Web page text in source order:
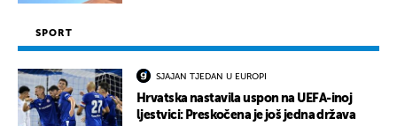
SPORT
SJAJAN TJEDAN U EUROPI
Hrvatska nastavila uspon na UEFA-inoj
ljestvici: Preskočena je još jedna država